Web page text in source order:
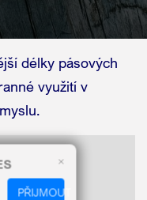
délky pásových
využití v
našich ×
PŘIJMOUT